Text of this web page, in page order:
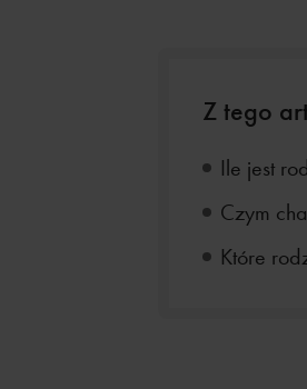
Z tego
Ile jest
Czym
Które